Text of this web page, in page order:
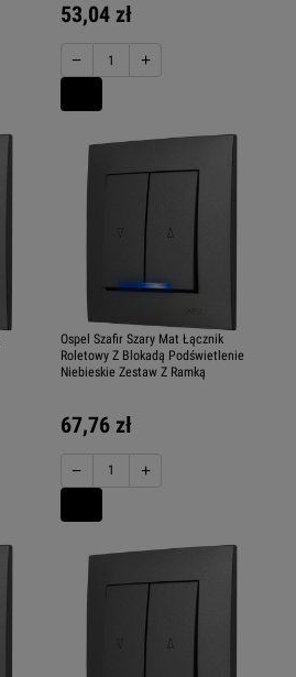
53,04 zł
− +
Ospel Szafir Szary Mat Łącznik
Roletowy Z Blokadą Podświetlenie
Niebieskie Zestaw Z Ramką
67,76 zł
− +